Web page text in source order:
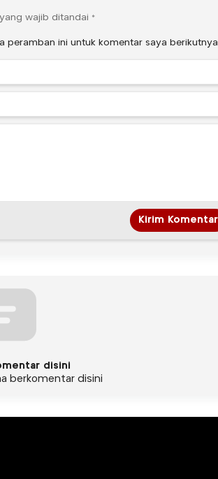
yang wajib ditandai *
peramban ini untuk komentar saya berikutnya.
disini
berkomentar disini